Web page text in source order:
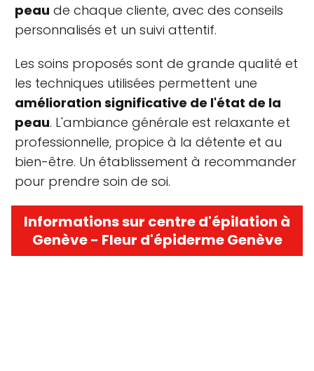
peau de chaque cliente, avec des conseils
personnalisés et un suivi attentif.
Les soins proposés sont de grande qualité et
les techniques utilisées permettent une
amélioration significative de l'état de la
peau. L'ambiance générale est relaxante et
professionnelle, propice à la détente et au
bien-être. Un établissement à recommander
pour prendre soin de soi.
Informations sur centre d'épilation à
Genève - Fleur d'épiderme Genève